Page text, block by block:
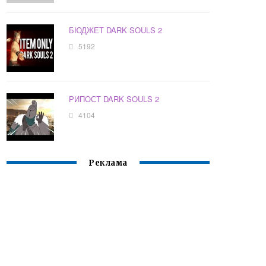
БЮДЖЕТ DARK SOULS 2
5192
РИПОСТ DARK SOULS 2
4104
Реклама